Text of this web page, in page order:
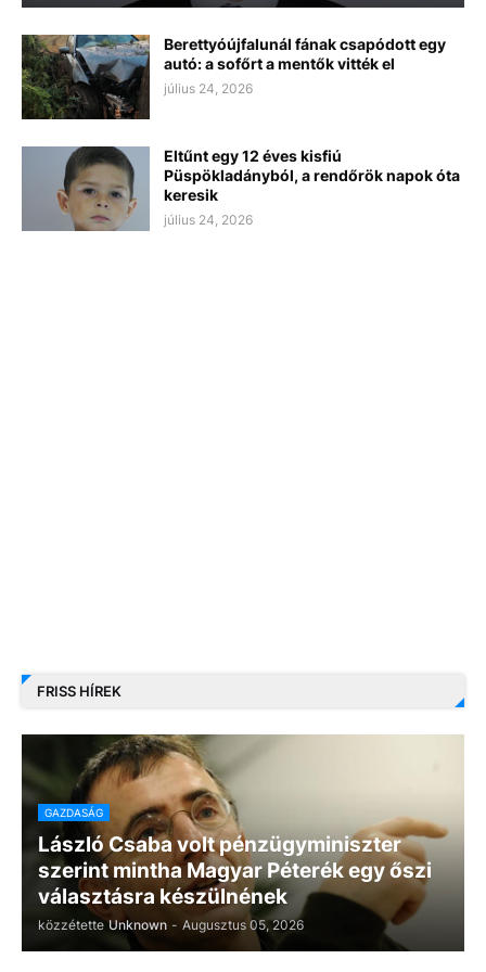
Berettyóújfalunál fának csapódott egy
autó: a sofőrt a mentők vitték el
július 24, 2026
Eltűnt egy 12 éves kisfiú
Püspökladányból, a rendőrök napok óta
keresik
július 24, 2026
FRISS HÍREK
GAZDASÁG
László Csaba volt pénzügyminiszter
szerint mintha Magyar Péterék egy őszi
választásra készülnének
közzétette Unknown - Augusztus 05, 2026